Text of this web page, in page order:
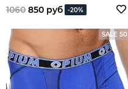
1060 850 руб -20%
SALE 50